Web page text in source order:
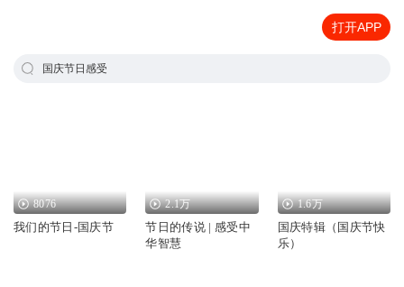
打开APP
国庆节日感受
8076
我们的节日-国庆节
2.1万
节日的传说 | 感受中
华智慧
1.6万
国庆特辑（国庆节快
乐）